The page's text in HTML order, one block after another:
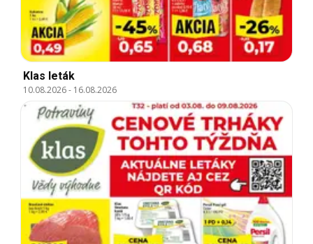
Klas leták
10.08.2026- 16.08.2026